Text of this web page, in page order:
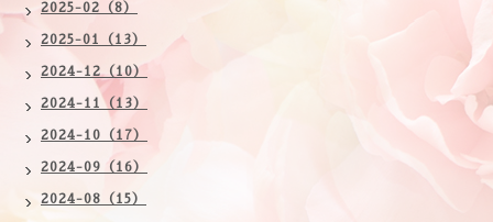
2025-02（8）
2025-01（13）
2024-12（10）
2024-11（13）
2024-10（17）
2024-09（16）
2024-08（15）